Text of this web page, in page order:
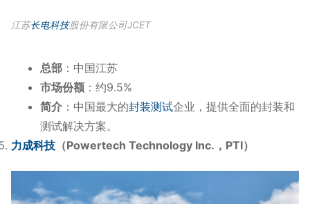
江苏长电科技股份有限公司JCET
总部：中国江苏
市场份额：约9.5%
简介：中国最大的封装测试企业，提供全面的封装和
测试解决方案。
力成科技 （Powertech Technology Inc.，PTI）